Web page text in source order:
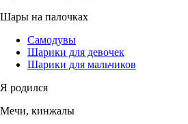
Шары на палочках
Самодувы
Шарики для девочек
Шарики для мальчиков
Я родился
Мечи, кинжалы